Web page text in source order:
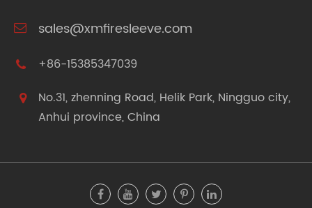
sales@xmfiresleeve.com
+86-15385347039
No.31, zhenning Road, Helik Park, Ningguo city,
Anhui province, China